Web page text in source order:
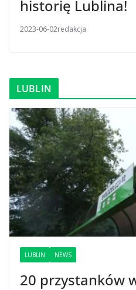
historię Lublina!
2023-06-02redakcja
LUBLIN
LUBLIN NEWS
20 przystanków